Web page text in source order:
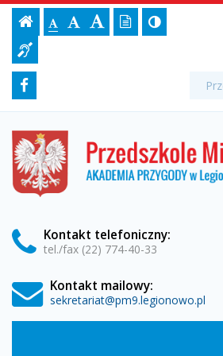
Raport
stanie
zapewnienia
dostępności
podmiotu
publicznego
Przedszkole
Miejskie
nr
Ustawienia
strony
Strona
główna
Czcionka,
jejCzcionkaCzcionka
Czcionka
Wersja
tekstowa
Kontrast
(włącz/
Informacja
dla
Media
społecznościowe
Facebook
fraza:
Przedszkole
Miejskie
nr
w
Kontakt telefoniczny:
tel./fax (22) 774-40-33
Kontakt mailowy:
sekretariat@pm9.legionowo.pl